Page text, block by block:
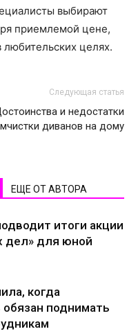
выбирают
приемлемой цене,
целях.
Следующая статья
и недостатки
диванов на дому
ЕЩЕ ОТ АВТОРА
итоги акции
дел» для юной
когда
поднимать